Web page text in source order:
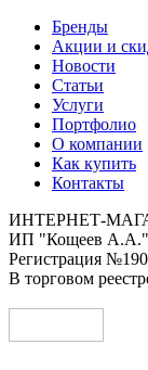
Бренды
Акции и
Новости
Статьи
Услуги
Портфолио
О компании
Как купить
Контакты
ИНТЕРНЕТ-
ИП "Кощеев А.А."
Регистрация
В торговом